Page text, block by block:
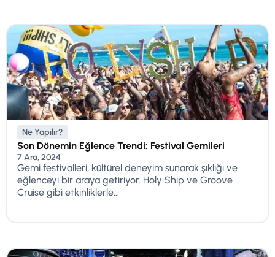
Ne Yapılır?
Son Dönemin Eğlence Trendi: Festival Gemileri
7 Ara, 2024
Gemi festivalleri, kültürel deneyim sunarak şıklığı ve
eğlenceyi bir araya getiriyor. Holy Ship ve Groove
Cruise gibi etkinliklerle...